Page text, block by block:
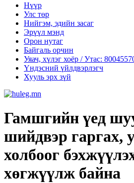
Нүүр
Улс төр
Нийгэм, эдийн засаг
Эрүүл мэнд
Орон нутаг
Байгаль орчин
Уяач, хүлэг хоёр / Утас:
Үндэсний үйлдвэрлэгч
Хууль эрх зүй
Гамшгийн үед
шийдвэр гаргах,
холбоог
хөгжүүлж байна